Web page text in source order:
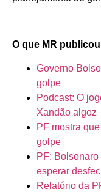
O que MR publicou
Governo
golpe
Podcast: O
Xandão algoz
PF mostra
golpe
PF:
esperar
Relatório da